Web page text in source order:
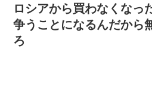
ロシアから買わなくなっ
争うことになるんだから
ろ